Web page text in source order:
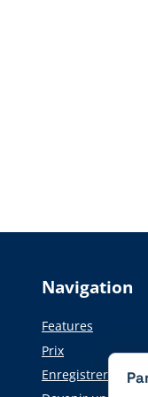
Navigation
Features
Prix
Enregistrer